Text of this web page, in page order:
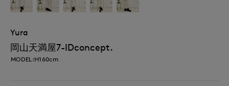
Yura
岡山天満屋7-IDconcept.
MODEL:H160cm